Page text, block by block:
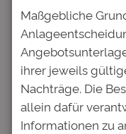
liegt nahe, dass
die praktischen
Arbeitswelt und
Burnout einen
Hofmann.
Maßgebliche
ihrer jeweils
Nachträge. Die
allein dafür
Informationen zu